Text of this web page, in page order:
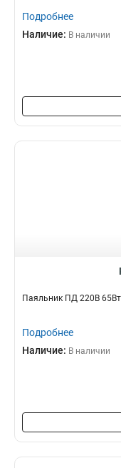
Подробнее
Наличие: В наличии
Паяльник ПД 220В 65Вт
Подробнее
Наличие: В наличии